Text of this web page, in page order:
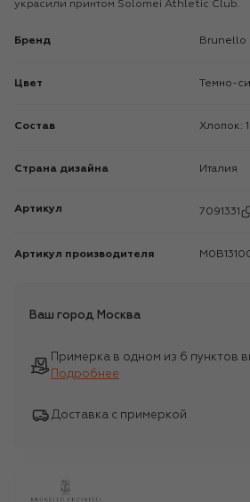
украсили принтом Solomei Athletic Club.
Бренд
Цвет Темно-
Состав Хлопок:
Страна дизайна Италия
Артикул 7091331
Артикул производителя
Ваш город Москва
Примерка в одном из 6 пунктов
Подробнее
Доставка с примеркой